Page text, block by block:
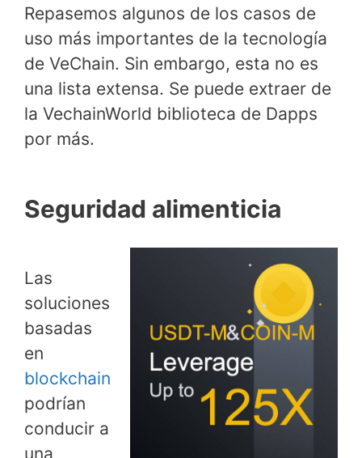
Repasemos algunos de los casos de
uso más importantes de la tecnología
de VeChain. Sin embargo, esta no es
una lista extensa. Se puede extraer de
la VechainWorld biblioteca de Dapps
por más.
Seguridad alimenticia
Las
soluciones
basadas
en
blockchain
podrían
conducir a
una